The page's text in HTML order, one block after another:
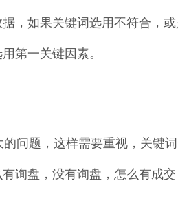
，如果关键词选用不符合，
第一关键因素。
问题，这样需要重视，关键
询盘，没有询盘，怎么有成交